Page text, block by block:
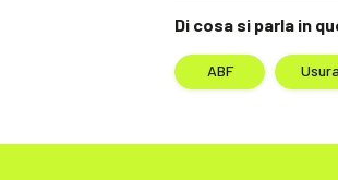
Di cosa si parla in
ABF Usura